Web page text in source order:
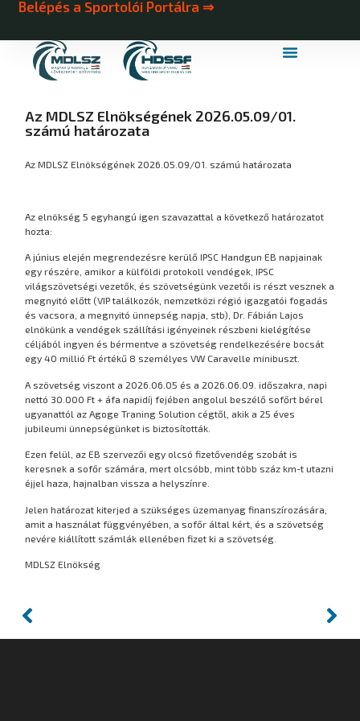
Belépés a Sportolói Portálra ⇒
Az MDLSZ Elnökségének 2026.05.09/01.
számú határozata
Az MDLSZ Elnökségének 2026.05.09/01. számú határozata
Az elnökség 5 egyhangú igen szavazattal a következő határozatot
hozta:
A június elején megrendezésre kerülő IPSC Handgun EB napjainak
egy részére, amikor a külföldi protokoll vendégek, IPSC
világszövetségi vezetők, és szövetségünk vezetői is részt vesznek a
megnyitó előtt (VIP találkozók, nemzetközi régió igazgatói fogadás
és vacsora, a megnyitó ünnepség napja, stb), Dr. Fábián Lajos
elnökünk a vendégek szállítási igényeinek részbeni kielégítése
céljából ingyen és bérmentve a szövetség rendelkezésére bocsát
egy 40 millió Ft értékű 8 személyes VW Caravelle minibuszt.
A szövetség viszont a 2026.06.05 és a 2026.06.09. időszakra, napi
nettó 30.000 Ft + áfa napidíj fejében angolul beszélő sofőrt bérel
ugyanattól az Agoge Traning Solution cégtől, akik a 25 éves
jubileumi ünnepségünket is biztosították.
Ezen felül, az EB szervezői egy olcsó fizetővendég szobát is
keresnek a sofőr számára, mert olcsóbb, mint több száz km-t utazni
éjjel haza, hajnalban vissza a helyszínre.
Jelen határozat kiterjed a szükséges üzemanyag finanszírozására,
amit a használat függvényében, a sofőr által kért, és a szövetség
nevére kiállított számlák ellenében fizet ki a szövetség.
MDLSZ Elnökség